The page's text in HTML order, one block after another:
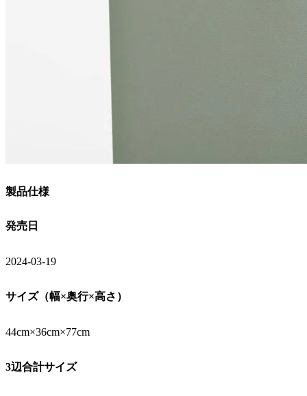
製品仕様
発売日
2024-03-19
サイズ（幅×奥行×高さ）
44cm×36cm×77cm
3辺合計サイズ